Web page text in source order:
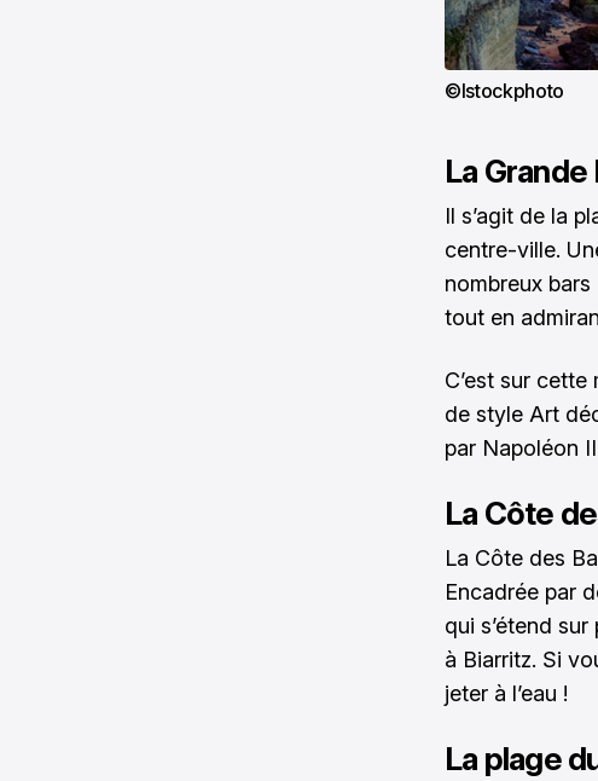
©Istockphoto
La
Il s’agit de la
centre-ville.
nombreux
tout en
C’est sur
de style Art
par Napoléon
La Côte
La Côte des
Encadrée par
qui s’étend
à Biarritz. Si
jeter à l’eau !
La plage